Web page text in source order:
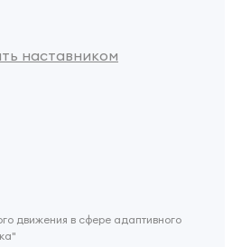
наставником
движения в сфере адаптивного